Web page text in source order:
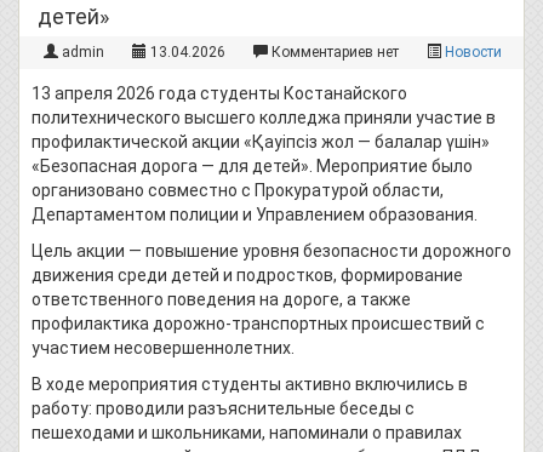
детей»
admin 13.04.2026 Комментариев нет Новости
13 апреля 2026 года студенты Костанайского
политехнического высшего колледжа приняли участие в
профилактической акции «Қауіпсіз жол — балалар үшін»
«Безопасная дорога — для детей». Мероприятие было
организовано совместно с Прокуратурой области,
Департаментом полиции и Управлением образования.
Цель акции — повышение уровня безопасности дорожного
движения среди детей и подростков, формирование
ответственного поведения на дороге, а также
профилактика дорожно-транспортных происшествий с
участием несовершеннолетних.
В ходе мероприятия студенты активно включились в
работу: проводили разъяснительные беседы с
пешеходами и школьниками, напоминали о правилах